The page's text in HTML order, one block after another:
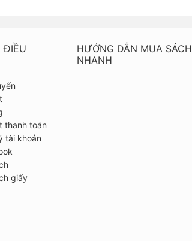
ĐIỀU
thanh toán
tài khoản
giấy
HƯỚNG DẪN MUA SÁCH
NHANH